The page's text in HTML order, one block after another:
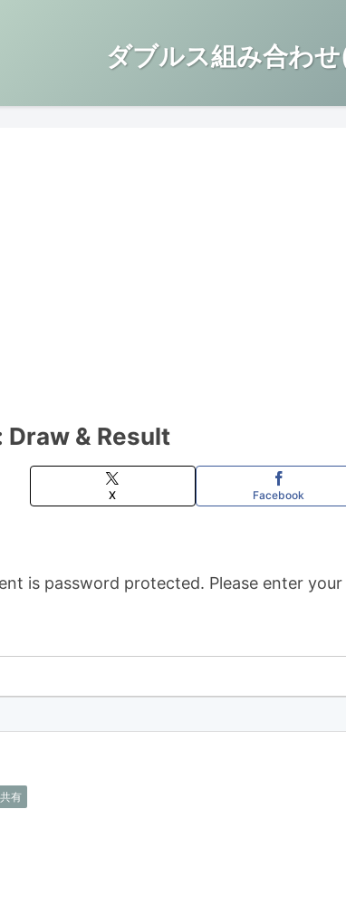
ダブルス組み合わ
Draw & Result
X Facebook
is password protected. Please enter
有